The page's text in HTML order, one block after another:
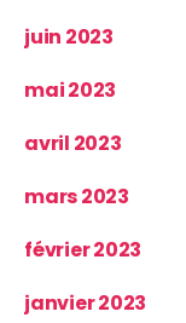
juin 2023
mai 2023
avril 2023
mars 2023
février 2023
janvier 2023